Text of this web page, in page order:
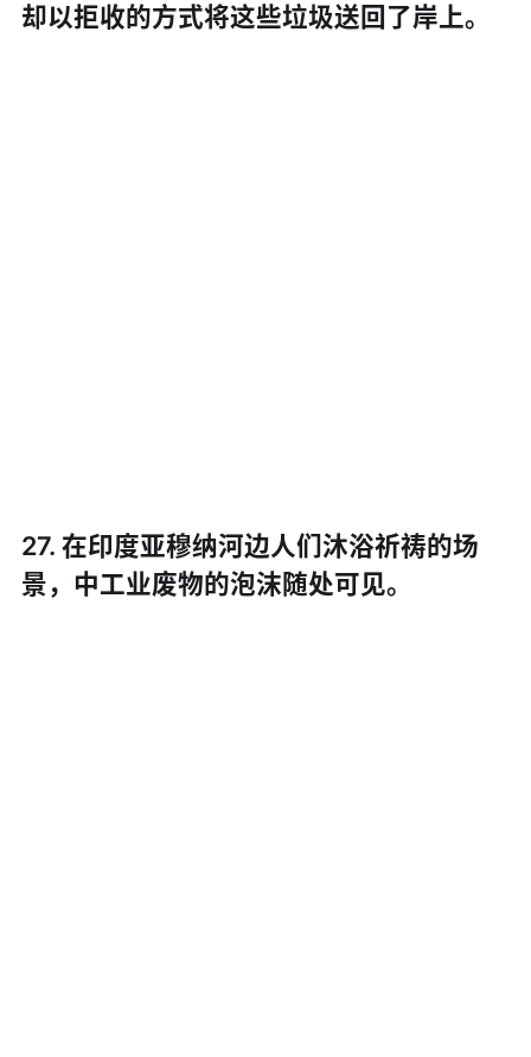
却以拒收的方式将这些垃圾送回了岸上。
27. 在印度亚穆纳河边人们沐浴祈祷的场
景，中工业废物的泡沫随处可见。